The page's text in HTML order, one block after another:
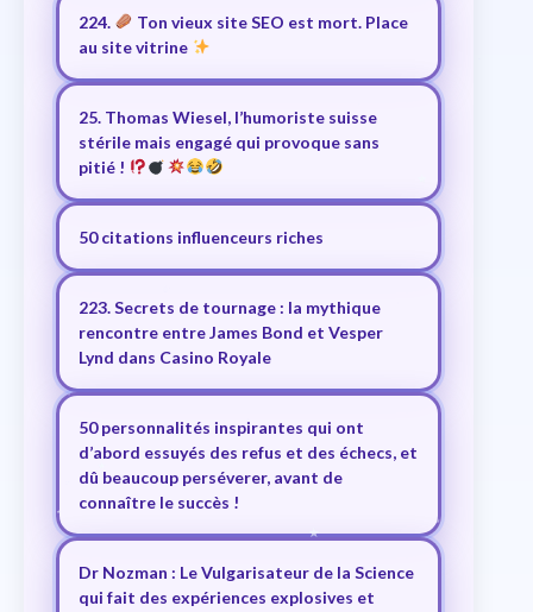
224.
Ton vieux site SEO est mort. Place
au site vitrine
25. Thomas Wiesel, l’humoriste suisse
stérile mais engagé qui provoque sans
pitié !
50 citations influenceurs riches
223. Secrets de tournage : la mythique
rencontre entre James Bond et Vesper
Lynd dans Casino Royale
50 personnalités inspirantes qui ont
d’abord essuyés des refus et des échecs, et
dû beaucoup perséverer, avant de
connaître le succès !
Dr Nozman : Le Vulgarisateur de la Science
qui fait des expériences explosives et